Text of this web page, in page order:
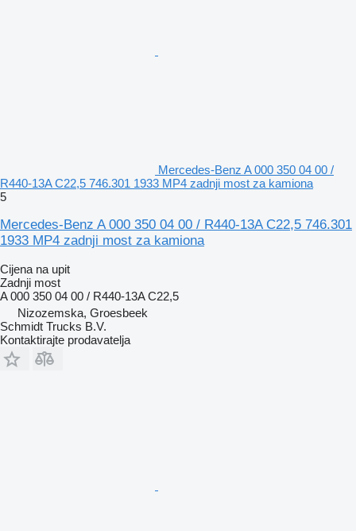
Mercedes-Benz A 000 350 04 00 /
R440-13A C22,5 746.301 1933 MP4 zadnji most za kamiona
5
Mercedes-Benz A 000 350 04 00 / R440-13A C22,5 746.301
1933 MP4 zadnji most za kamiona
Cijena na upit
Zadnji most
A 000 350 04 00 / R440-13A C22,5
Nizozemska, Groesbeek
Schmidt Trucks B.V.
Kontaktirajte prodavatelja